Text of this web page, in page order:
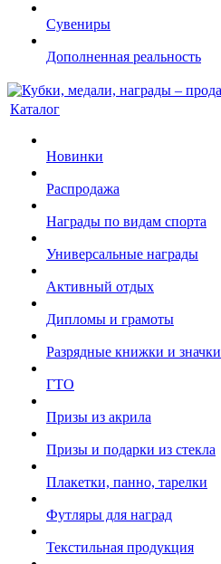
Сувениры
Дополненная реальность
Каталог
Новинки
Распродажа
Награды по видам спорта
Универсальные награды
Активный отдых
Дипломы и грамоты
Разрядные книжки и значки
ГТО
Призы из акрила
Призы и подарки из стекла
Плакетки, панно, тарелки
Футляры для наград
Текстильная продукция